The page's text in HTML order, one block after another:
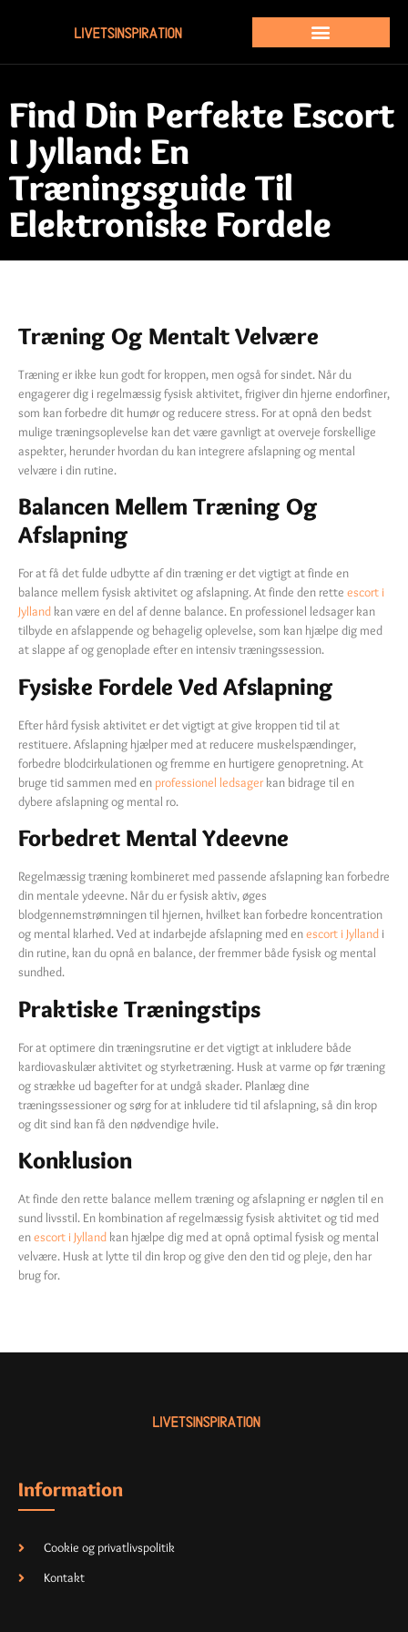
Find Din Perfekte Escort
I Jylland: En
Træningsguide Til
Elektroniske Fordele
Træning Og Mentalt Velvære
Træning er ikke kun godt for kroppen, men også for sindet. Når du
engagerer dig i regelmæssig fysisk aktivitet, frigiver din hjerne endorfiner,
som kan forbedre dit humør og reducere stress. For at opnå den bedst
mulige træningsoplevelse kan det være gavnligt at overveje forskellige
aspekter, herunder hvordan du kan integrere afslapning og mental
velvære i din rutine.
Balancen Mellem Træning Og
Afslapning
For at få det fulde udbytte af din træning er det vigtigt at finde en
balance mellem fysisk aktivitet og afslapning. At finde den rette escort i
Jylland kan være en del af denne balance. En professionel ledsager kan
tilbyde en afslappende og behagelig oplevelse, som kan hjælpe dig med
at slappe af og genoplade efter en intensiv træningssession.
Fysiske Fordele Ved Afslapning
Efter hård fysisk aktivitet er det vigtigt at give kroppen tid til at
restituere. Afslapning hjælper med at reducere muskelspændinger,
forbedre blodcirkulationen og fremme en hurtigere genopretning. At
bruge tid sammen med en professionel ledsager kan bidrage til en
dybere afslapning og mental ro.
Forbedret Mental Ydeevne
Regelmæssig træning kombineret med passende afslapning kan forbedre
din mentale ydeevne. Når du er fysisk aktiv, øges
blodgennemstrømningen til hjernen, hvilket kan forbedre koncentration
og mental klarhed. Ved at indarbejde afslapning med enescort i Jylland i
din rutine, kan du opnå en balance, der fremmer både fysisk og mental
sundhed.
Praktiske Træningstips
For at optimere din træningsrutine er det vigtigt at inkludere både
kardiovaskulær aktivitet og styrketræning. Husk at varme op før træning
og strække ud bagefter for at undgå skader. Planlæg dine
træningssessioner og sørg for at inkludere tid til afslapning, så din krop
og dit sind kan få den nødvendige hvile.
Konklusion
At finde den rette balance mellem træning og afslapning er nøglen til en
sund livsstil. En kombination af regelmæssig fysisk aktivitet og tid med
enescort i Jylland kan hjælpe dig med at opnå optimal fysisk og mental
velvære. Husk at lytte til din krop og give den den tid og pleje, den har
brug for.
Information
Cookie og privatlivspolitik
Kontakt